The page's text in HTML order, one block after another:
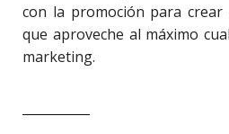
con la promoción para crear
que aproveche al máximo
marketing.